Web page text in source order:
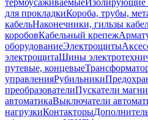
термоусаживаемыеИзолирующие
для прокладкиКороба, трубы,
кабельНаконечники, гильзы
коробовКабельный крепеж
оборудованиеЭлектрощиты
электрощитаШины
путевые, концевые
управленияРубильники
преобразователиПускатели
автоматикаВыключатели
нагрузкиКонтакторы